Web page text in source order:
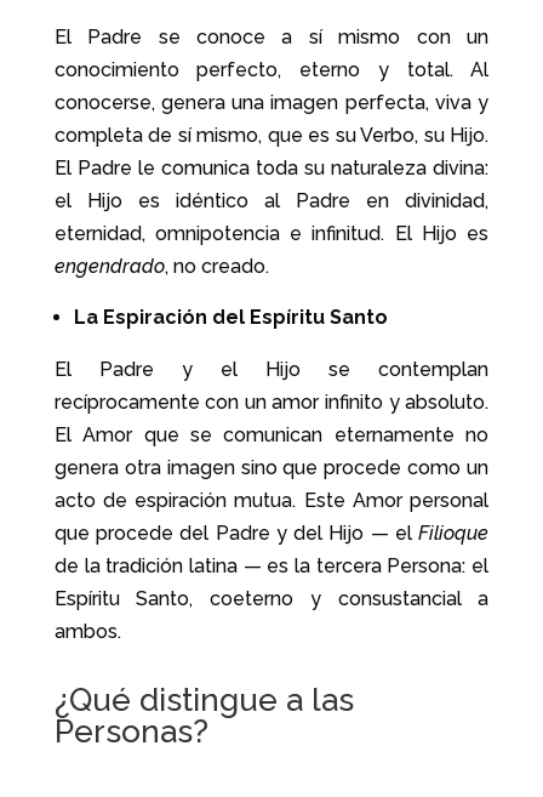
El Padre se conoce a sí mismo con un
conocimiento perfecto, eterno y total. Al
conocerse, genera una imagen perfecta, viva y
completa de sí mismo, que es su Verbo, su Hijo.
El Padre le comunica toda su naturaleza divina:
el Hijo es idéntico al Padre en divinidad,
eternidad, omnipotencia e infinitud. El Hijo es
engendrado, no creado.
La Espiración del Espíritu Santo
El Padre y el Hijo se contemplan
recíprocamente con un amor infinito y absoluto.
El Amor que se comunican eternamente no
genera otra imagen sino que procede como un
acto de espiración mutua. Este Amor personal
que procede del Padre y del Hijo — elFilioque
de la tradición latina — es la tercera Persona: el
Espíritu Santo, coeterno y consustancial a
ambos.
¿Qué distingue a las
Personas?